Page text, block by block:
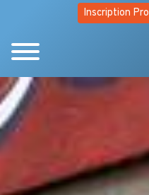
Inscription Pro